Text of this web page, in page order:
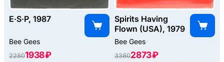
E·S·P, 1987
Bee Gees
22801938 ₽
Spirits Having
Flown (USA), 1979
Bee Gees
33802873 ₽